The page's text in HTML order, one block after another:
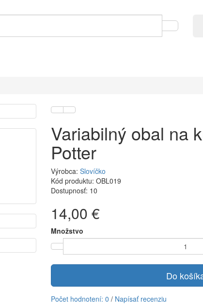
Variabilný obal na
Potter
Výrobca: Slovíčko
Kód produktu: OBL019
Dostupnosť: 10
14,00 €
Množstvo
Do
Počet hodnotení: 0 / Napísať recenziu